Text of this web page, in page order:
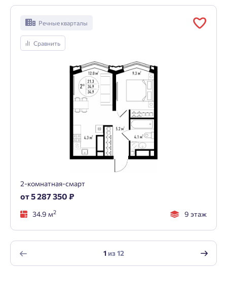
Речные кварталы
Сравнить
2-комнатная-смарт
от 5 287 350 ₽
34.9 м2 9 этаж
1из12